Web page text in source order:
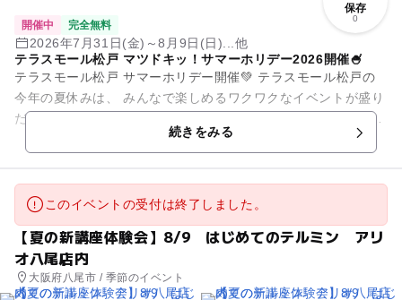
保存
0
開催中 完全無料
2026年7月31日(金)～8月9日(日)...他
テラスモール松戸 マツドキッ！サマーホリデー2026開催🍧
テラスモール松戸 サマーホリデー開催💚 テラスモール松戸の
今年の夏休みは、 みんなで楽しめるワクワクなイベントが盛り
だくさん🍧✨ ーーーーーーーーーーーーーーーーーーーーーー
続きをみる
このイベントの受付は終了しました。
【夏の新講座体験会】8/9 はじめてのテルミン アリ
オ八尾店内
大阪府八尾市 / 季節のイベント